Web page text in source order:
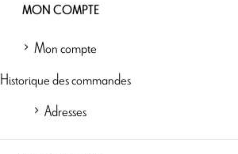
MON COMPTE
Mon compte
Historique des commandes
Adresses